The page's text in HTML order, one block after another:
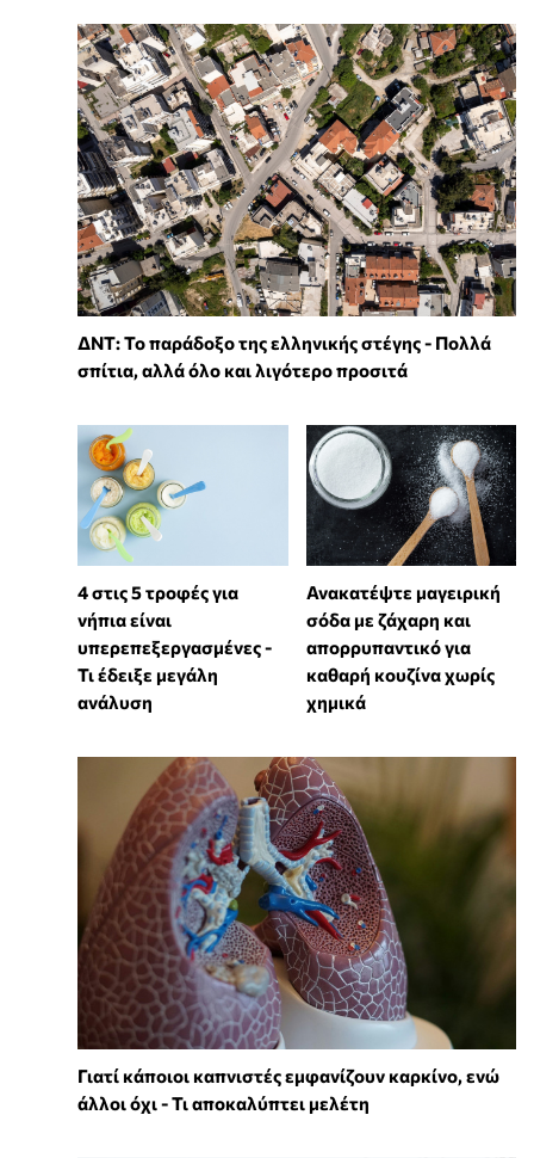
ΔΝΤ: Το παράδοξο της ελληνικής στέγης - Πολλά
σπίτια, αλλά όλο και λιγότερο προσιτά
4 στις 5 τροφές για
νήπια είναι
υπερεπεξεργασμένες -
Τι έδειξε μεγάλη
ανάλυση
Ανακατέψτε μαγειρική
σόδα με ζάχαρη και
απορρυπαντικό για
καθαρή κουζίνα χωρίς
χημικά
Γιατί κάποιοι καπνιστές εμφανίζουν καρκίνο, ενώ
άλλοι όχι - Τι αποκαλύπτει μελέτη